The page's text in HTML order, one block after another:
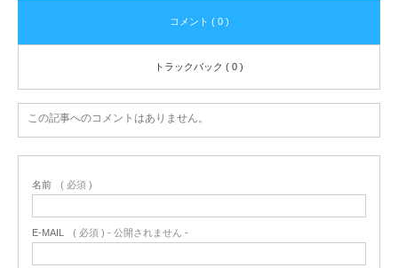
コメント ( 0 )
トラックバック ( 0 )
この記事へのコメントはありません。
名前 ( 必須 )
E-MAIL ( 必須 ) - 公開されません -